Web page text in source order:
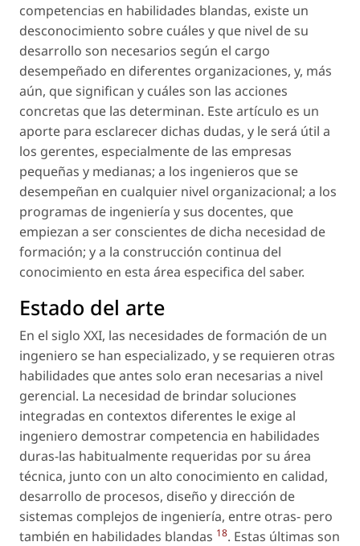
competencias en habilidades blandas, existe un
desconocimiento sobre cuáles y que nivel de su
desarrollo son necesarios según el cargo
desempeñado en diferentes organizaciones, y, más
aún, que significan y cuáles son las acciones
concretas que las determinan. Este artículo es un
aporte para esclarecer dichas dudas, y le será útil a
los gerentes, especialmente de las empresas
pequeñas y medianas; a los ingenieros que se
desempeñan en cualquier nivel organizacional; a los
programas de ingeniería y sus docentes, que
empiezan a ser conscientes de dicha necesidad de
formación; y a la construcción continua del
conocimiento en esta área especifica del saber.
Estado del arte
En el siglo XXI, las necesidades de formación de un
ingeniero se han especializado, y se requieren otras
habilidades que antes solo eran necesarias a nivel
gerencial. La necesidad de brindar soluciones
integradas en contextos diferentes le exige al
ingeniero demostrar competencia en habilidades
duras-las habitualmente requeridas por su área
técnica, junto con un alto conocimiento en calidad,
desarrollo de procesos, diseño y dirección de
sistemas complejos de ingeniería, entre otras- pero
también en habilidades blandas 18. Estas últimas son